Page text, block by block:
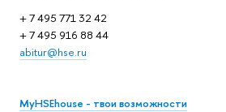
+ 7 495 771 32 42
+ 7 495 916 88 44
abitur@hse.ru
MyHSEhouse - твои возможности